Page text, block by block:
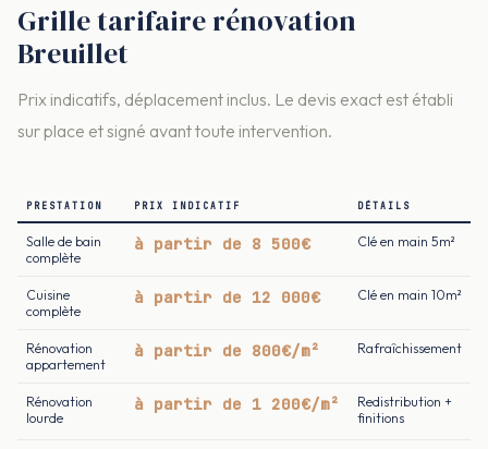
Grille tarifaire rénovation
Breuillet
Prix indicatifs, déplacement inclus. Le devis exact est établi
sur place et signé avant toute intervention.
PRESTATION PRIX INDICATIF DÉTAILS
Salle de bain
complète
à partir de 8 500€ Clé en main 5m²
Cuisine
complète
à partir de 12 000€ Clé en main 10m²
Rénovation
appartement
à partir de 800€/m² Rafraîchissement
Rénovation
lourde
à partir de 1 200€/m²
Redistribution +
finitions